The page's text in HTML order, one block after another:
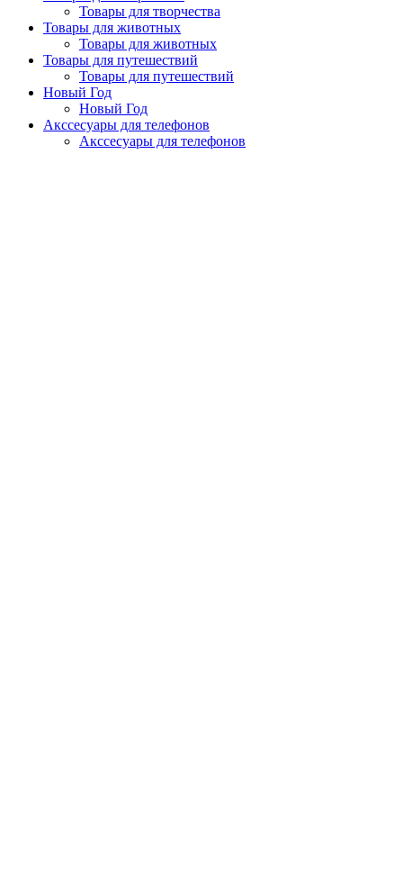
Товары для творчества
Товары для животных
Товары для животных
Товары для путешествий
Товары для путешествий
Новый Год
Новый Год
Акссесуары для телефонов
Акссесуары для телефонов